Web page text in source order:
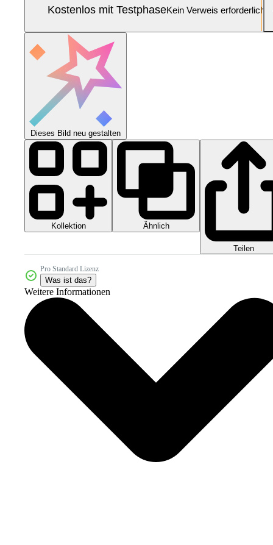
Kostenlos mit TestphaseKein Verweis erforderlich
Dieses Bild neu gestalten
Kollektion Ähnlich
Teilen
Pro Standard Lizenz
Was ist das?
Weitere Informationen